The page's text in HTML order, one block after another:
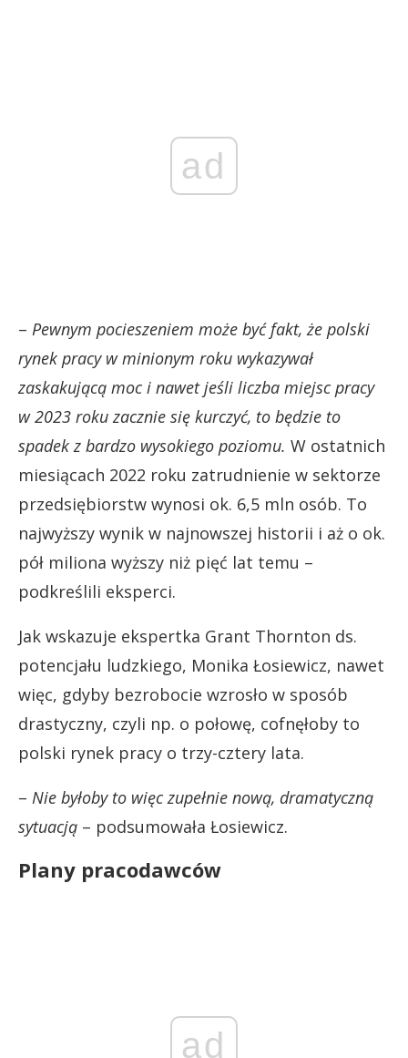
ad
– Pewnym pocieszeniem może być fakt, że polski
rynek pracy w minionym roku wykazywał
zaskakującą moc i nawet jeśli liczba miejsc pracy
w 2023 roku zacznie się kurczyć, to będzie to
spadek z bardzo wysokiego poziomu. W ostatnich
miesiącach 2022 roku zatrudnienie w sektorze
przedsiębiorstw wynosi ok. 6,5 mln osób. To
najwyższy wynik w najnowszej historii i aż o ok.
pół miliona wyższy niż pięć lat temu –
podkreślili eksperci.
Jak wskazuje ekspertka Grant Thornton ds.
potencjału ludzkiego, Monika Łosiewicz, nawet
więc, gdyby bezrobocie wzrosło w sposób
drastyczny, czyli np. o połowę, cofnęłoby to
polski rynek pracy o trzy-cztery lata.
– Nie byłoby to więc zupełnie nową, dramatyczną
sytuacją – podsumowała Łosiewicz.
Plany pracodawców
ad